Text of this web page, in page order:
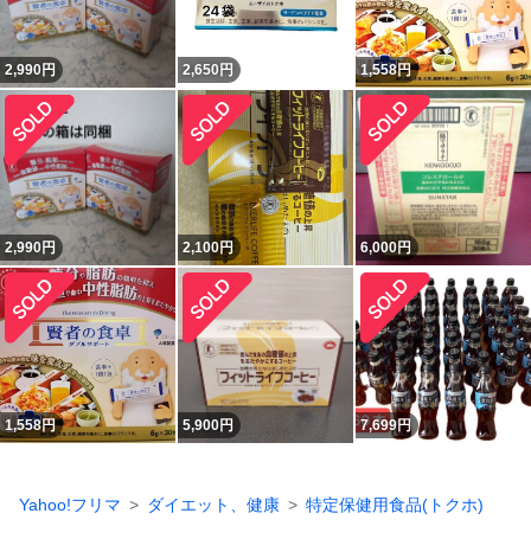
2,990円 2,650 円 1,558円
2,990円 2,100円 6,000円
1,558円 5,900円 7,699円
Yahoo!フリマ ダイエット、健康 特定保健用食品(トクホ)